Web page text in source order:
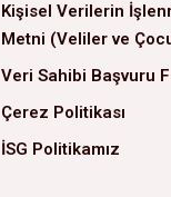
Kişisel Verilerin
Metni (Veliler ve
Veri Sahibi Başvuru
Çerez Politikası
İSG Politikamız